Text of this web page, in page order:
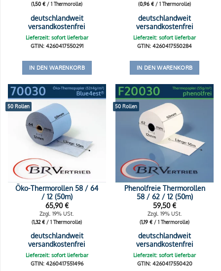
(1,50€ / 1 Thermorolle)
deutschlandweit
versandkostenfrei
Lieferzeit: sofort lieferbar
GTIN: 4260417550291
IN DEN WARENKORB
(0,96€ / 1 Thermorolle)
deutschlandweit
versandkostenfrei
Lieferzeit: sofort lieferbar
GTIN: 4260417550284
IN DEN WARENKORB
50 Rollen
Öko-Thermorollen 58 / 64
/ 12 (50m)
65,90€
Zzgl. 19% USt.
(1,32€ / 1 Thermorolle)
deutschlandweit
versandkostenfrei
Lieferzeit: sofort lieferbar
GTIN: 4260417551496
50 Rollen
Phenolfreie Thermorollen
58 / 62 / 12 (50m)
59,50€
Zzgl. 19% USt.
(1,19€ / 1 Thermorolle)
deutschlandweit
versandkostenfrei
Lieferzeit: sofort lieferbar
GTIN: 4260417550420